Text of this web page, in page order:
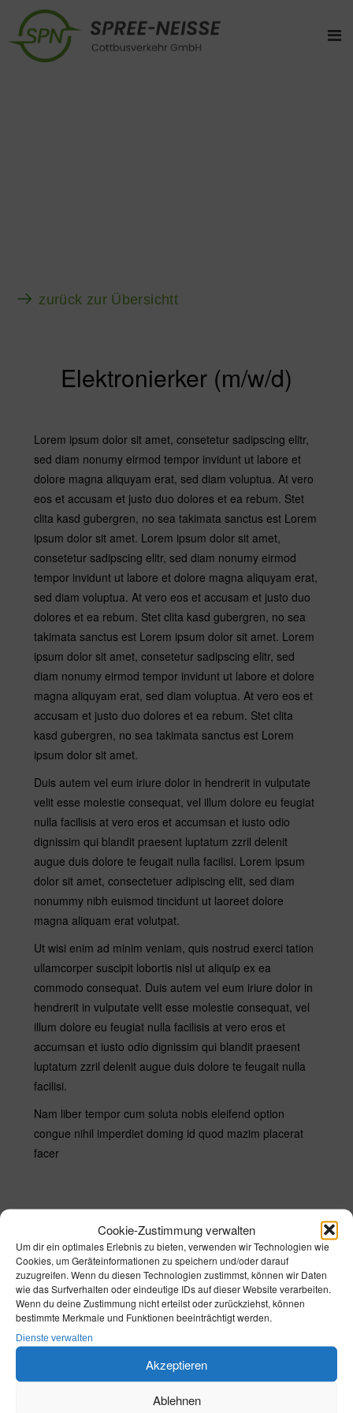
Cookie-Zustimmung verwalten
Um dir ein optimales Erlebnis zu bieten, verwenden wir Technologien wie
Cookies, um Geräteinformationen zu speichern und/oder darauf
zuzugreifen. Wenn du diesen Technologien zustimmst, können wir Daten
wie das Surfverhalten oder eindeutige IDs auf dieser Website verarbeiten.
Wenn du deine Zustimmung nicht erteilst oder zurückziehst, können
bestimmte Merkmale und Funktionen beeinträchtigt werden.
Dienste verwalten
Akzeptieren
Ablehnen
zurück zur Übersichtt
Elektronierker (m/w/d)
Lorem ipsum dolor sit amet, consetetur sadipscing elitr,
sed diam nonumy eirmod tempor invidunt ut labore et
dolore magna aliquyam erat, sed diam voluptua. At vero
eos et accusam et justo duo dolores et ea rebum. Stet
clita kasd gubergren, no sea takimata sanctus est Lorem
ipsum dolor sit amet. Lorem ipsum dolor sit amet,
consetetur sadipscing elitr, sed diam nonumy eirmod
tempor invidunt ut labore et dolore magna aliquyam erat,
sed diam voluptua. At vero eos et accusam et justo duo
dolores et ea rebum. Stet clita kasd gubergren, no sea
takimata sanctus est Lorem ipsum dolor sit amet. Lorem
ipsum dolor sit amet, consetetur sadipscing elitr, sed
diam nonumy eirmod tempor invidunt ut labore et dolore
magna aliquyam erat, sed diam voluptua. At vero eos et
accusam et justo duo dolores et ea rebum. Stet clita
kasd gubergren, no sea takimata sanctus est Lorem
ipsum dolor sit amet.
Duis autem vel eum iriure dolor in hendrerit in vulputate
velit esse molestie consequat, vel illum dolore eu feugiat
nulla facilisis at vero eros et accumsan et iusto odio
dignissim qui blandit praesent luptatum zzril delenit
augue duis dolore te feugait nulla facilisi. Lorem ipsum
dolor sit amet, consectetuer adipiscing elit, sed diam
nonummy nibh euismod tincidunt ut laoreet dolore
magna aliquam erat volutpat.
Ut wisi enim ad minim veniam, quis nostrud exerci tation
ullamcorper suscipit lobortis nisl ut aliquip ex ea
commodo consequat. Duis autem vel eum iriure dolor in
hendrerit in vulputate velit esse molestie consequat, vel
illum dolore eu feugiat nulla facilisis at vero eros et
accumsan et iusto odio dignissim qui blandit praesent
luptatum zzril delenit augue duis dolore te feugait nulla
facilisi.
Nam liber tempor cum soluta nobis eleifend option
congue nihil imperdiet doming id quod mazim placerat
facer
Ihre aussagekräftige Bewerbung mit den
üblichen Unterlagen
(gern per E-Mail, ausschließlich im pdf-Format
mit insgesamt max. 5 MB) richten Sie bitte
an: